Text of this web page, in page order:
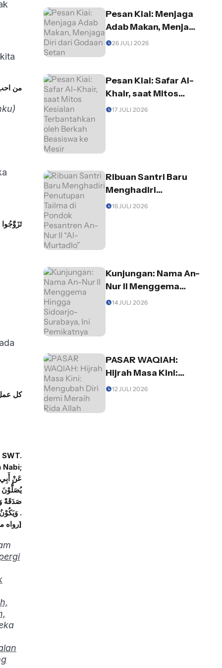
من
تَزَوَّجُوا
كل
Nabi;
عَنْ
يُصَلُّوْنَ
صَدَقَةً
وَيَكُوْنُ لَهُ فِيْهَا أَجْرٌ ؟ قَالَ : أَرَأَيْتُمْ لَوْ وَضَعَهَا فِي حَرَامٍ أَكَانَ عَلَيْهِ وِزْرٌ ؟ فَكَذَلِكَ إِذَا وَضَعَهَا فِي الْحَلاَلِ كَانَ لَهُ أَجْرٌ .
[رواه مسلم]
Pesan Kiai: Menjaga
Adab Makan, Menjaga
Diri dari Godaan
Setan
26 JULI 2026
Pesan Kiai: Safar Al-
Khair, saat Mitos
Kesialan
17 JULI 2026
Ribuan Santri Baru
Menghadiri
Penutupan Tailma di
16 JULI 2026
Kunjungan: Nama An-
Nur II Menggema
Hingga Sidoarjo-
14 JULI 2026
PASAR WAQIAH:
Hijrah Masa Kini:
Mengubah Diri demi
12 JULI 2026